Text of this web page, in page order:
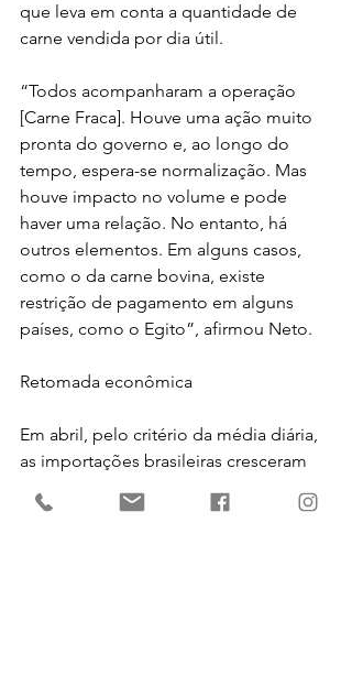
que leva em conta a quantidade de
carne vendida por dia útil.
“Todos acompanharam a operação
[Carne Fraca]. Houve uma ação muito
pronta do governo e, ao longo do
tempo, espera-se normalização. Mas
houve impacto no volume e pode
haver uma relação. No entanto, há
outros elementos. Em alguns casos,
como o da carne bovina, existe
restrição de pagamento em alguns
países, como o Egito”, afirmou Neto.
Retomada econômica
Em abril, pelo critério da média diária,
as importações brasileiras cresceram
13,3% em relação a abril de 2016. De
acordo com o secretário, a alta nas